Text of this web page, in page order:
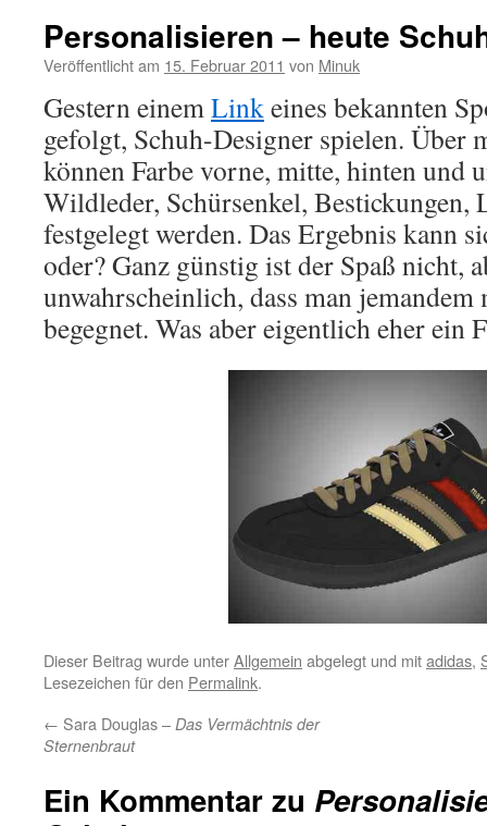
Personalisieren – heute
Veröffentlicht am 15. Februar 2011 von Minuk
Gestern einemLinkeines bekannten
gefolgt, Schuh-Designer spielen. Über
können Farbe vorne, mitte, hinten und
Wildleder, Schürsenkel,
festgelegt werden. Das Ergebnis kann
oder? Ganz günstig ist der Spaß nicht,
unwahrscheinlich, dass man
begegnet. Was aber eigentlich eher ein
Dieser Beitrag wurde unterAllgemein abgelegt und mitadidas,
Lesezeichen für den Permalink.
← Sara Douglas – Das Vermächtnis der
Sternenbraut
Ein Kommentar zu